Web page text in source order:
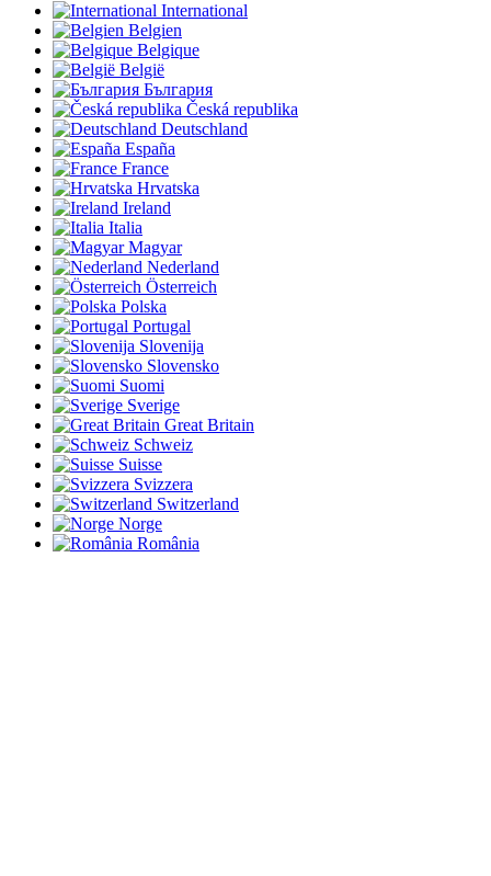
International
Belgien
Belgique
België
България
Česká republika
Deutschland
España
France
Hrvatska
Ireland
Italia
Magyar
Nederland
Österreich
Polska
Portugal
Slovenija
Slovensko
Suomi
Sverige
Great Britain
Schweiz
Suisse
Svizzera
Switzerland
Norge
România